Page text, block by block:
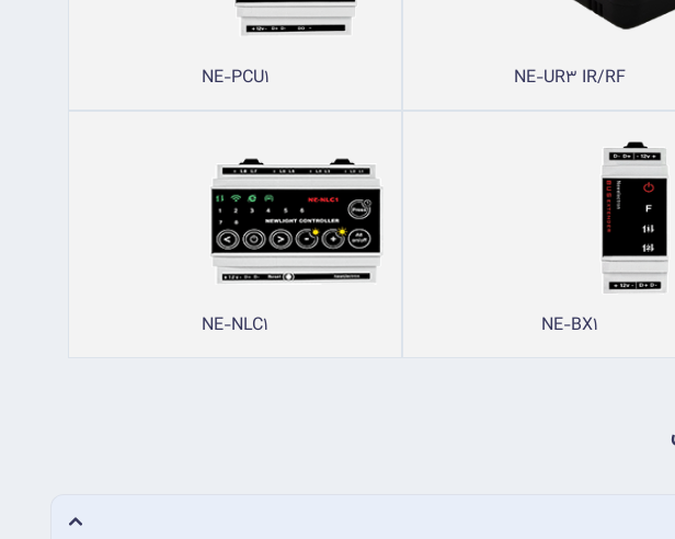
NE-UR3 IR/RF
NE-PCU1
NE-BX1
NE-NLC1